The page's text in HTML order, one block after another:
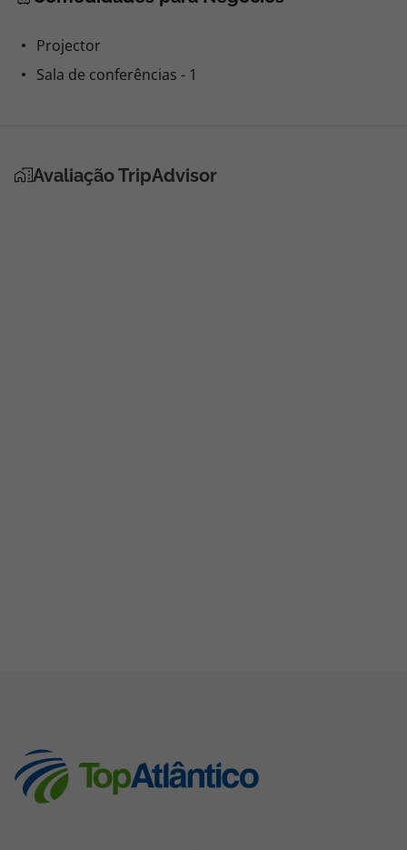
Projector
Sala de conferências - 1
Avaliação TripAdvisor